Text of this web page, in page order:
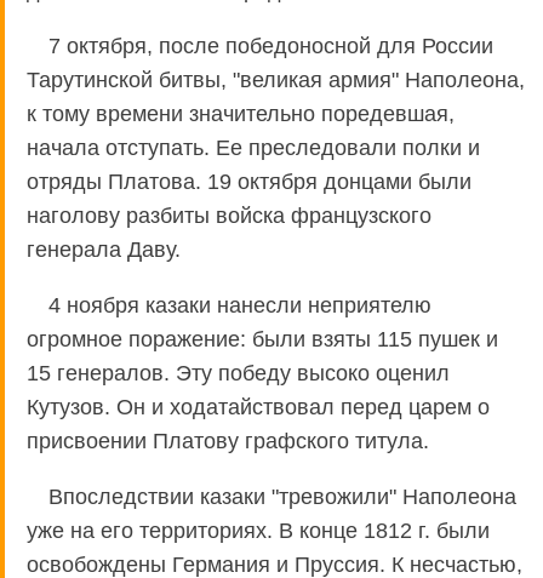
7 октября, после победоносной для России
Тарутинской битвы, "великая армия" Наполеона,
к тому времени значительно поредевшая,
начала отступать. Ее преследовали полки и
отряды Платова. 19 октября донцами были
наголову разбиты войска французского
генерала Даву.
4 ноября казаки нанесли неприятелю
огромное поражение: были взяты 115 пушек и
15 генералов. Эту победу высоко оценил
Кутузов. Он и ходатайствовал перед царем о
присвоении Платову графского титула.
Впоследствии казаки "тревожили" Наполеона
уже на его территориях. В конце 1812 г. были
освобождены Германия и Пруссия. К несчастью,